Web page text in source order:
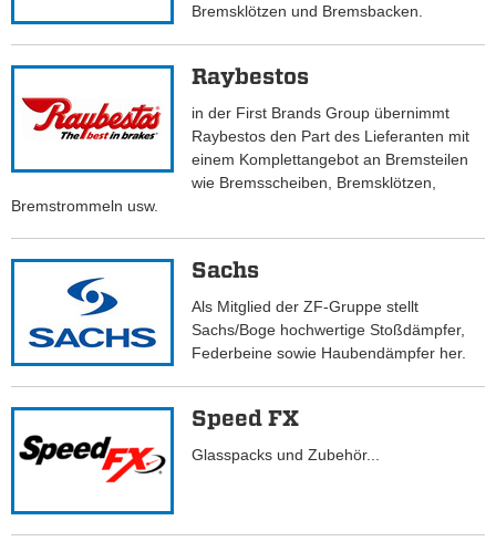
Bremsklötzen und Bremsbacken.
Raybestos
in der First Brands Group übernimmt
Raybestos den Part des Lieferanten mit
einem Komplettangebot an Bremsteilen
wie Bremsscheiben, Bremsklötzen,
Bremstrommeln usw.
Sachs
Als Mitglied der ZF-Gruppe stellt
Sachs/Boge hochwertige Stoßdämpfer,
Federbeine sowie Haubendämpfer her.
Speed FX
Glasspacks und Zubehör...